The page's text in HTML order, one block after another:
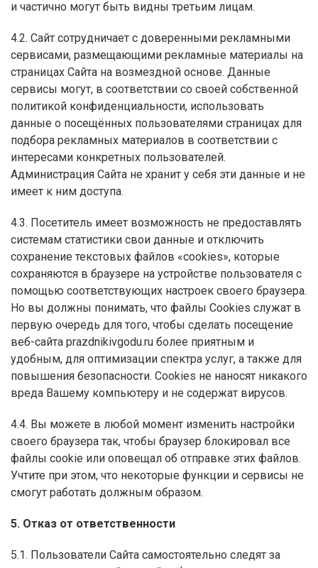
и частично могут быть видны третьим лицам.
4.2. Сайт сотрудничает с доверенными рекламными
сервисами, размещающими рекламные материалы на
страницах Сайта на возмездной основе. Данные
сервисы могут, в соответствии со своей собственной
политикой конфиденциальности, использовать
данные о посещённых пользователями страницах для
подбора рекламных материалов в соответствии с
интересами конкретных пользователей.
Администрация Сайта не хранит у себя эти данные и не
имеет к ним доступа.
4.3. Посетитель имеет возможность не предоставлять
системам статистики свои данные и отключить
сохранение текстовых файлов «cookies», которые
сохраняются в браузере на устройстве пользователя с
помощью соответствующих настроек своего браузера.
Но вы должны понимать, что файлы Cookies служат в
первую очередь для того, чтобы сделать посещение
веб-сайта prazdnikivgodu.ru более приятным и
удобным, для оптимизации спектра услуг, а также для
повышения безопасности. Сookies не наносят никакого
вреда Вашему компьютеру и не содержат вирусов.
4.4. Вы можете в любой момент изменить настройки
своего браузера так, чтобы браузер блокировал все
файлы cookie или оповещал об отправке этих файлов.
Учтите при этом, что некоторые функции и сервисы не
смогут работать должным образом.
5. Отказ от ответственности
5.1. Пользователи Сайта самостоятельно следят за